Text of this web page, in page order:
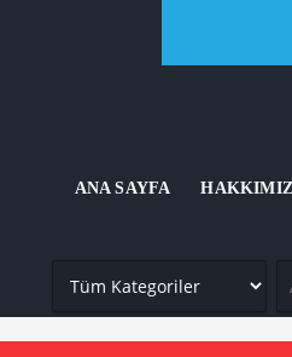
ANA SAYFA